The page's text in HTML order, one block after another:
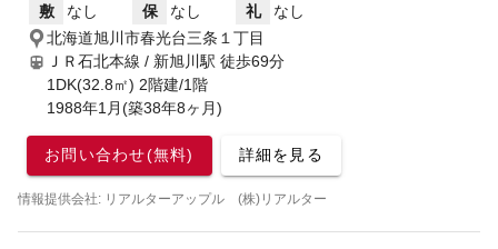
敷 なし 保 なし 礼
なし
北海道旭川市春光台三条１丁目
ＪＲ石北本線 / 新旭川駅 徒歩69分
1DK(32.8㎡) 2階建/1階
1988年1月(築38年8ヶ月)
お問い合わせ(無料) 詳細を見る
情報提供会社: リアルターアップル (株)リアルター